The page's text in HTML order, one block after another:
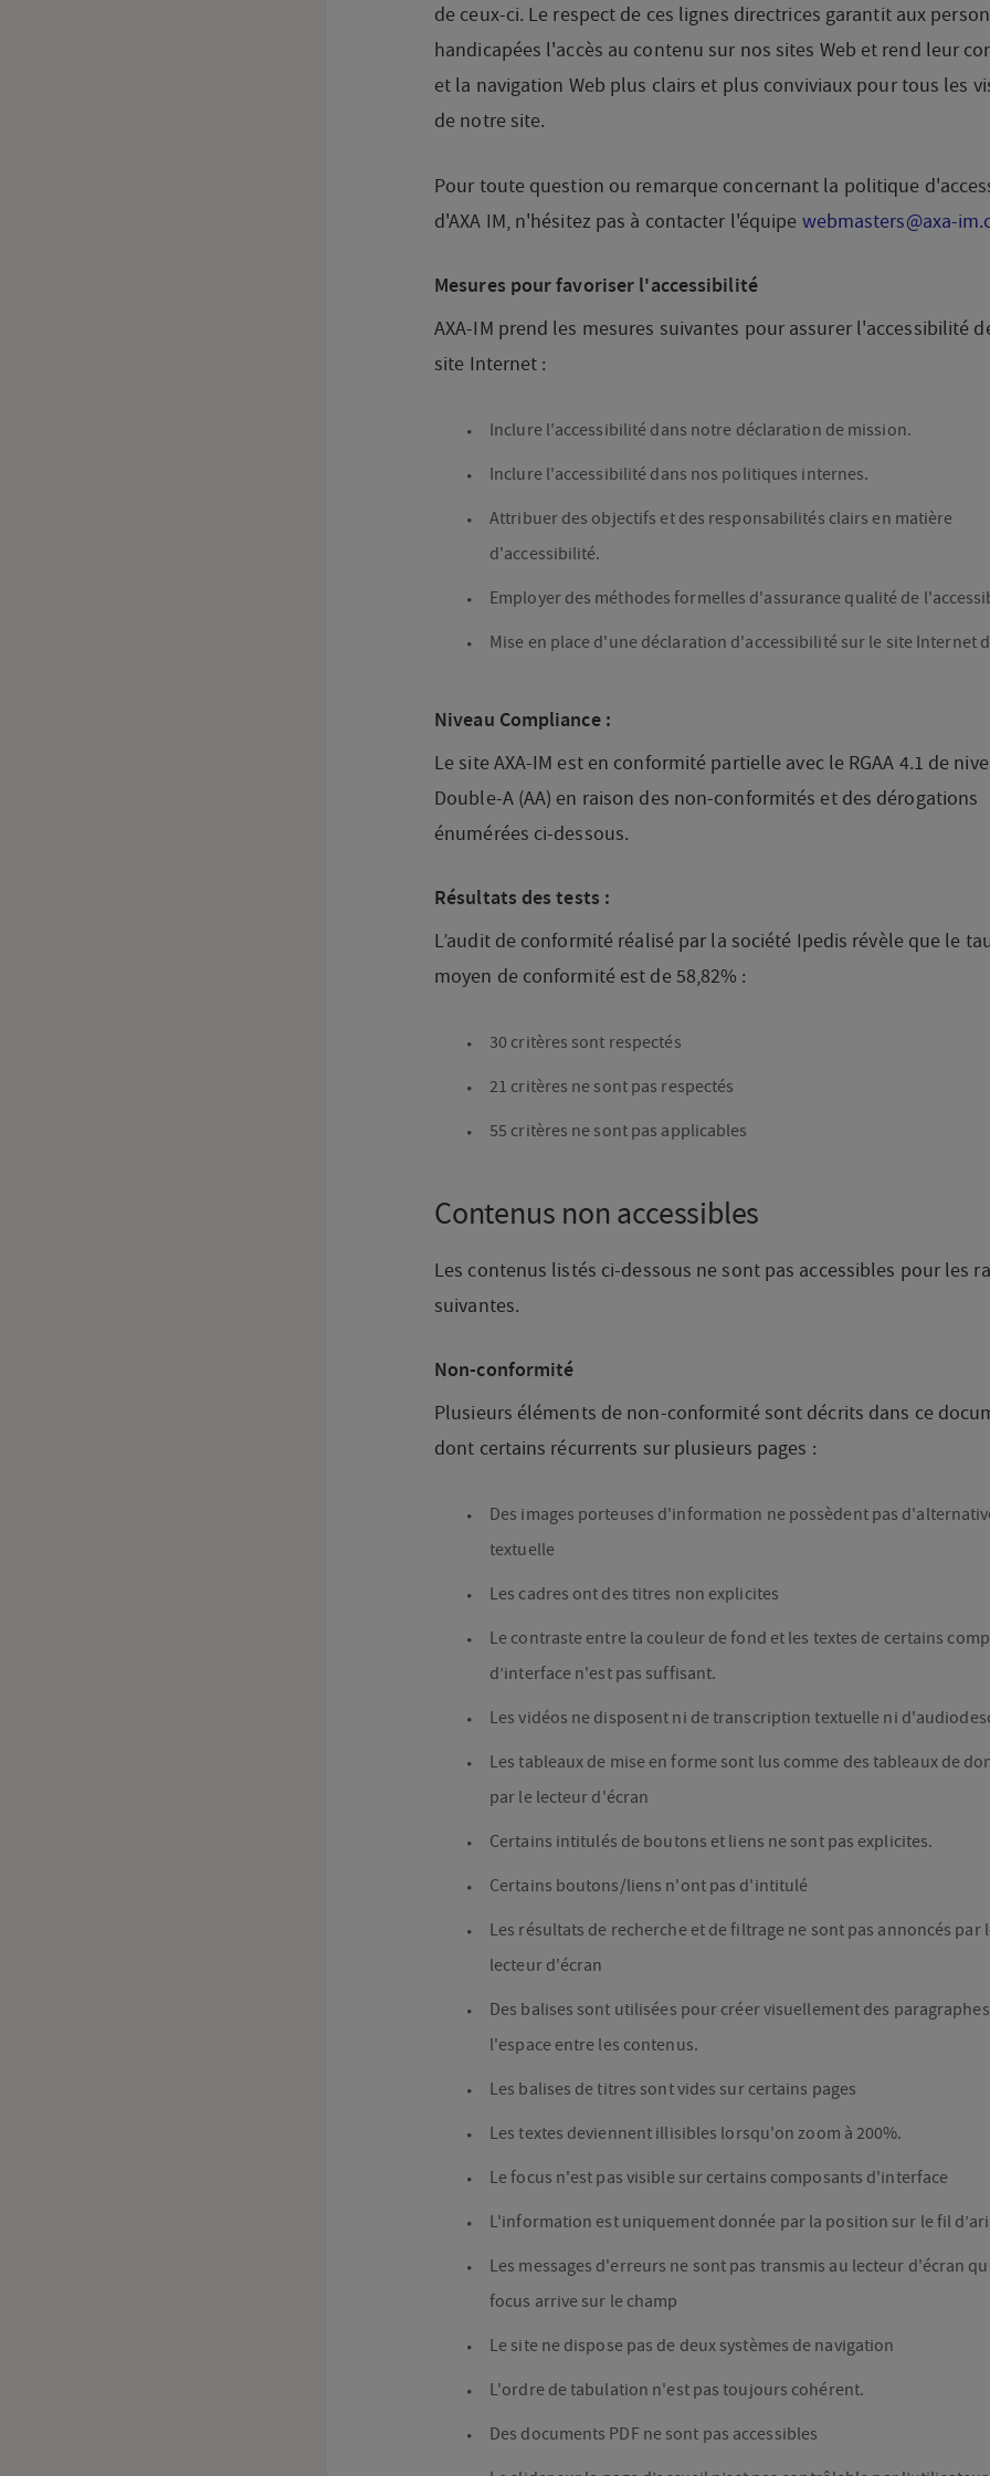
de ceux-ci. Le respect de ces lignes directrices garantit aux
handicapées l'accès au contenu sur nos sites Web et rend leur
et la navigation Web plus clairs et plus conviviaux pour tous les
de notre site.
Pour toute question ou remarque concernant la politique
d'AXA IM, n'hésitez pas à contacter l'équipe webmasters@axa-
Mesures pour favoriser l'accessibilité
AXA-IM prend les mesures suivantes pour assurer l'accessibilité
site Internet :
Inclure l'accessibilité dans notre déclaration de mission.
Inclure l'accessibilité dans nos politiques internes.
Attribuer des objectifs et des responsabilités clairs en matière
d'accessibilité.
Employer des méthodes formelles d'assurance qualité de
Mise en place d'une déclaration d'accessibilité sur le site Internet
Niveau Compliance :
Le site AXA-IM est en conformité partielle avec le RGAA 4.1 de
Double-A (AA) en raison des non-conformités et des dérogations
énumérées ci-dessous.
Résultats des tests :
L’audit de conformité réalisé par la société Ipedis révèle que le
moyen de conformité est de 58,82% :
30 critères sont respectés
21 critères ne sont pas respectés
55 critères ne sont pas applicables
Contenus non accessibles
Les contenus listés ci-dessous ne sont pas accessibles pour les
suivantes.
Non-conformité
Plusieurs éléments de non-conformité sont décrits dans ce
dont certains récurrents sur plusieurs pages :
Des images porteuses d'information ne possèdent pas
textuelle
Les cadres ont des titres non explicites
Le contraste entre la couleur de fond et les textes de certains
d’interface n'est pas suffisant.
Les vidéos ne disposent ni de transcription textuelle ni
Les tableaux de mise en forme sont lus comme des tableaux de
par le lecteur d'écran
Certains intitulés de boutons et liens ne sont pas explicites.
Certains boutons/liens n'ont pas d'intitulé
Les résultats de recherche et de filtrage ne sont pas annoncés par
lecteur d'écran
Des balises sont utilisées pour créer visuellement des
l'espace entre les contenus.
Les balises de titres sont vides sur certains pages
Les textes deviennent illisibles lorsqu'on zoom à 200%.
Le focus n'est pas visible sur certains composants d'interface
L'information est uniquement donnée par la position sur le fil
Les messages d'erreurs ne sont pas transmis au lecteur d'écran
focus arrive sur le champ
Le site ne dispose pas de deux systèmes de navigation
L'ordre de tabulation n'est pas toujours cohérent.
Des documents PDF ne sont pas accessibles